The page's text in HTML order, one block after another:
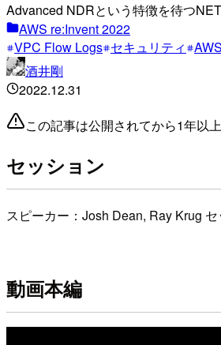
Advanced NDRという特徴を待つ
AWS re:Invent 2022
VPC Flow Logs セキュリティ AWS
酒井剛
2022.12.31
この記事は公開されてから1年以
セッション
スピーカー：Josh Dean, Ray Krug
動画本編